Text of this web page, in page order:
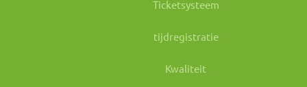
Ticketsysteem
tijdregistratie
Kwaliteit